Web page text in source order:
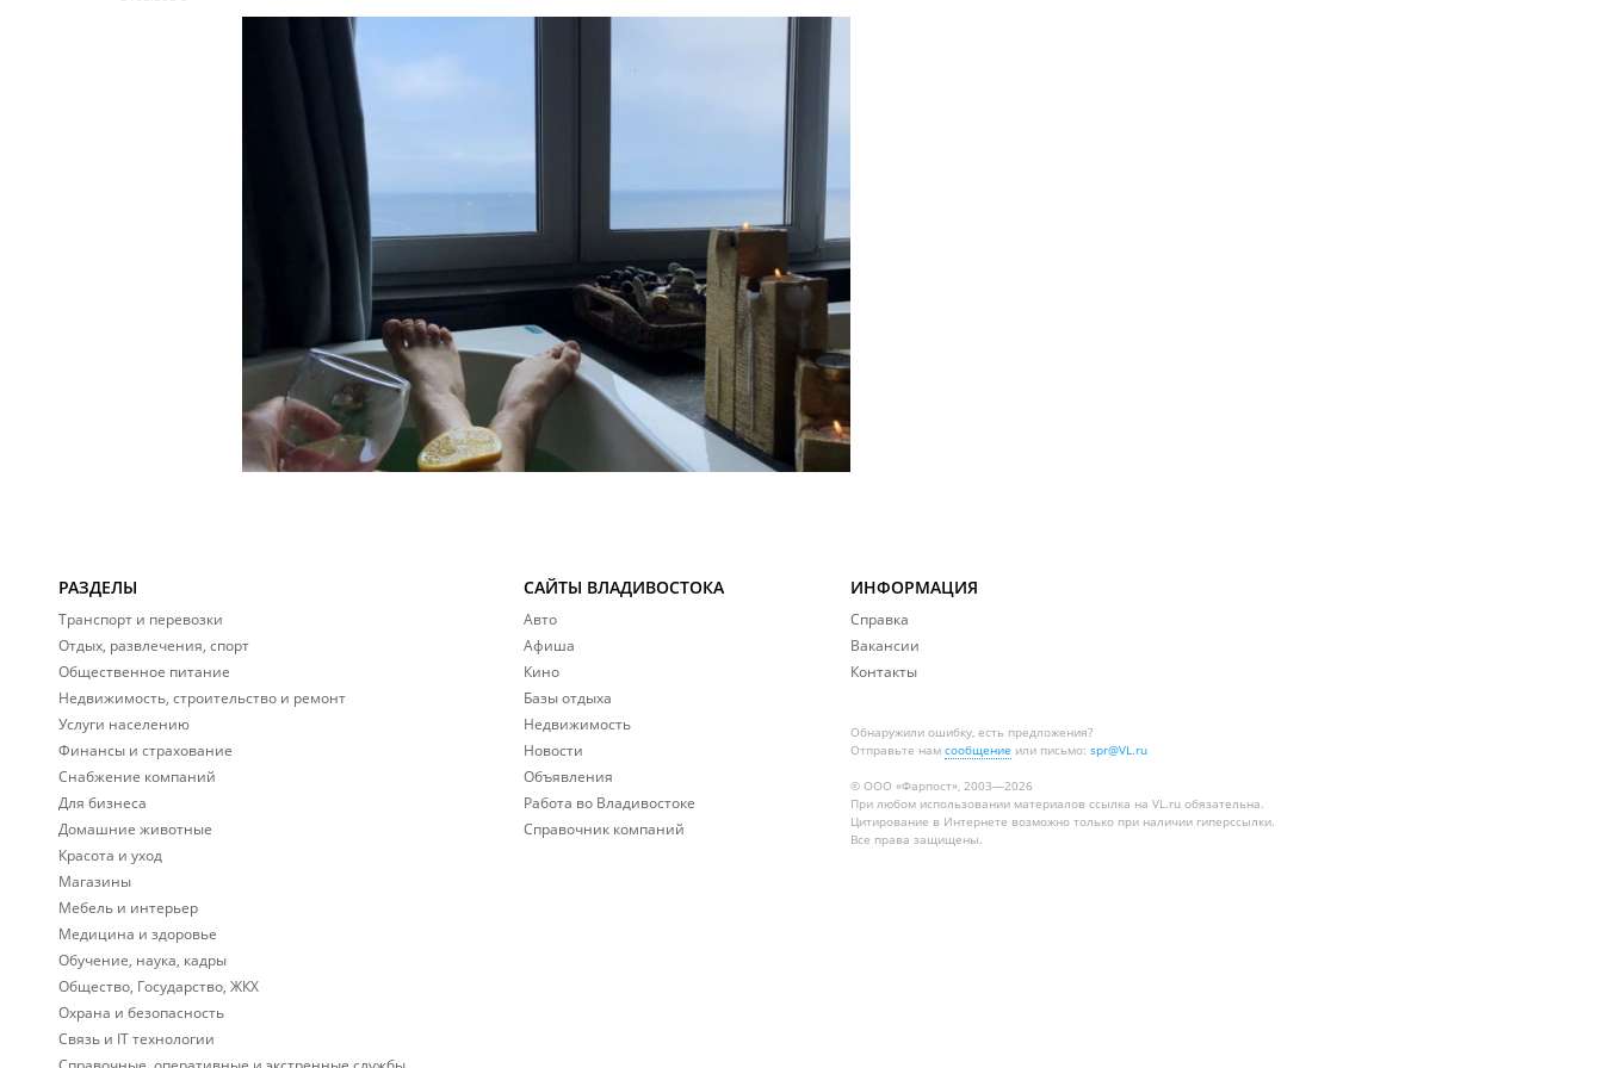
РАЗДЕЛЫ
Транспорт и перевозки
Отдых, развлечения, спорт
Общественное питание
Недвижимость, строительство и ремонт
Услуги населению
Финансы и страхование
Снабжение компаний
Для бизнеса
Домашние животные
Красота и уход
Магазины
Мебель и интерьер
Медицина и здоровье
Обучение, наука, кадры
Общество, Государство, ЖКХ
Охрана и безопасность
Связь и IT технологии
САЙТЫ ВЛАДИВОСТОКА
Авто
Афиша
Кино
Базы отдыха
Недвижимость
Новости
Объявления
Работа во Владивостоке
Справочник компаний
ИНФОРМАЦИЯ
Справка
Вакансии
Контакты
Обнаружили ошибку, есть предложения?
Отправьте нам сообщение или письмо: spr@VL.ru
© ООО «Фарпост», 2003—2026
При любом использовании материалов ссылка на VL.ru обязательна.
Цитирование в Интернете возможно только при наличии гиперссылки.
Все права защищены.